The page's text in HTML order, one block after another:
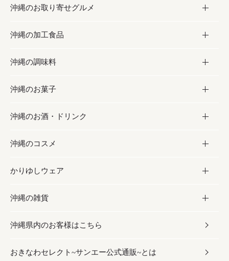
沖縄のお取り寄せグルメ
お取り寄せグルメ
フルーツ・野菜
お肉
海産物
沖縄の加工食品
加工食品
缶詰／パウチ
沖縄料理
沖縄そば／乾麺
レトルト食品
乾物／粉類
沖縄の調味料
調味料
砂糖／黒砂糖
塩
お酢／ドレッシング
しょうゆ
みそ
だし／スパイス／島唐辛子
沖縄のお菓子
お菓子
黒糖
ちんすこう
伝統菓子
スナック
おつまみ
沖縄のお酒・ドリンク
お酒・ドリンク
泡盛
ビール・チューハイ
ワイン・ウィスキー・カクテル
ドリンク
沖縄のコスメ
コスメ
スキンケア
ボディケア
ヘアケア
かりゆしウェア
かりゆしウェア
メンズ
レディース
沖縄の雑貨
雑貨
沖縄ファッション
沖縄県内のお客様はこちら
おきなわセレクト~サンエー公式通販~とは